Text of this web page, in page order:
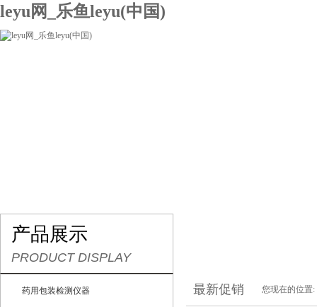
leyu网_乐鱼leyu(中国)
产品展示
PRODUCT DISPLAY
药用包装检测仪器 最新促销 您现在的位置: